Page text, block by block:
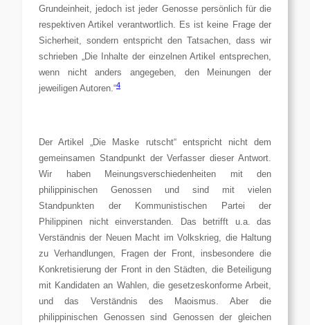
Grundeinheit, jedoch ist jeder Genosse persönlich für die
respektiven Artikel verantwortlich. Es ist keine Frage der
Sicherheit, sondern entspricht den Tatsachen, dass wir
schrieben „Die Inhalte der einzelnen Artikel entsprechen,
wenn nicht anders angegeben, den Meinungen der
jeweiligen Autoren.“4
Der Artikel „Die Maske rutscht“ entspricht nicht dem
gemeinsamen Standpunkt der Verfasser dieser Antwort.
Wir haben Meinungsverschiedenheiten mit den
philippinischen Genossen und sind mit vielen
Standpunkten der Kommunistischen Partei der
Philippinen nicht einverstanden. Das betrifft u.a. das
Verständnis der Neuen Macht im Volkskrieg, die Haltung
zu Verhandlungen, Fragen der Front, insbesondere die
Konkretisierung der Front in den Städten, die Beteiligung
mit Kandidaten an Wahlen, die gesetzeskonforme Arbeit,
und das Verständnis des Maoismus. Aber die
philippinischen Genossen sind Genossen der gleichen